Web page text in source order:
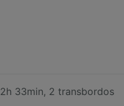
2h 33min, 2 transbordos